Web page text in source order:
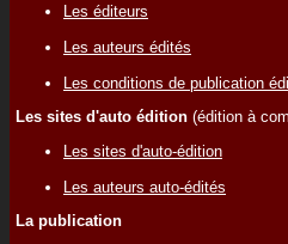
Les éditeurs
Les auteurs édités
Les conditions de publication
Les sites d'auto édition (édition à
Les sites d'auto-édition
Les auteurs auto-édités
La publication